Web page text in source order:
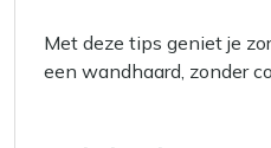
Met deze tips geniet je
een wandhaard, zonder